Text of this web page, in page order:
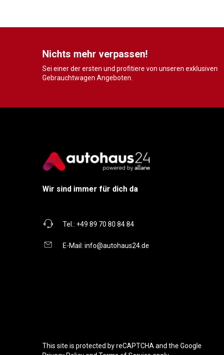
Nichts mehr verpassen!
Sei einer der ersten und profitiere von unseren exklusiven
Gebrauchtwagen Angeboten.
Wir sind immer für dich da
Tel.: +49 89 70 80 84 84
E-Mail: info@autohaus24.de
This site is protected by reCAPTCHA and the Google